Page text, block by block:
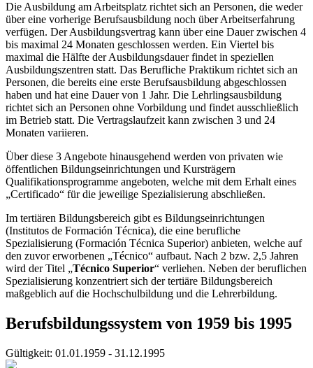
Die Ausbildung am Arbeitsplatz richtet sich an Personen, die weder
über eine vorherige Berufsausbildung noch über Arbeitserfahrung
verfügen. Der Ausbildungsvertrag kann über eine Dauer zwischen 4
bis maximal 24 Monaten geschlossen werden. Ein Viertel bis
maximal die Hälfte der Ausbildungsdauer findet in speziellen
Ausbildungszentren statt. Das Berufliche Praktikum richtet sich an
Personen, die bereits eine erste Berufsausbildung abgeschlossen
haben und hat eine Dauer von 1 Jahr. Die Lehrlingsausbildung
richtet sich an Personen ohne Vorbildung und findet ausschließlich
im Betrieb statt. Die Vertragslaufzeit kann zwischen 3 und 24
Monaten variieren.
Über diese 3 Angebote hinausgehend werden von privaten wie
öffentlichen Bildungseinrichtungen und Kursträgern
Qualifikationsprogramme angeboten, welche mit dem Erhalt eines
„Certificado“ für die jeweilige Spezialisierung abschließen.
Im tertiären Bildungsbereich gibt es Bildungseinrichtungen
(Institutos de Formación Técnica), die eine berufliche
Spezialisierung (Formación Técnica Superior) anbieten, welche auf
den zuvor erworbenen „Técnico“ aufbaut. Nach 2 bzw. 2,5 Jahren
wird der Titel „Técnico Superior“ verliehen. Neben der beruflichen
Spezialisierung konzentriert sich der tertiäre Bildungsbereich
maßgeblich auf die Hochschulbildung und die Lehrerbildung.
Berufsbildungssystem von 1959 bis 1995
Gültigkeit: 01.01.1959 - 31.12.1995